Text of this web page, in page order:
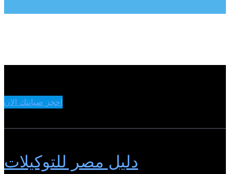
احجز صيانتك الان
دليل مصر للتوكيلات